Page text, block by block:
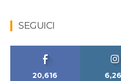
SEGUICI
20,616